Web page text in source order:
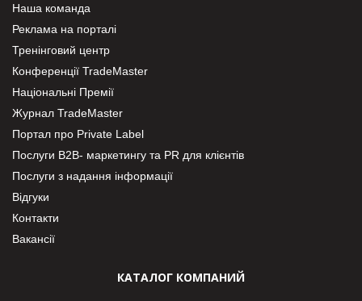
Наша команда
Реклама на порталі
Тренінговий центр
Конференції TradeMaster
Національні Премії
Журнал TradeMaster
Портал про Private Label
Послуги В2В- маркетингу та PR для клієнтів
Послуги з надання інформації
Відгуки
Контакти
Вакансії
КАТАЛОГ КОМПАНИЙ